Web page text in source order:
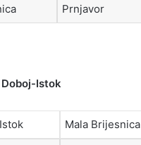
Prnjavor
Istok
Mala Brijesnica